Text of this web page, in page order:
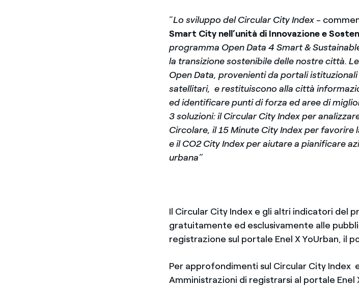
“Lo sviluppo del Circular City Index -
Smart City nell’unità di Innovazione e
programma Open Data 4 Smart &
la transizione sostenibile delle nostre città.
Open Data, provenienti da portali
satellitari, e restituiscono alla città
ed identificare punti di forza ed aree di
3 soluzioni: il Circular City Index per
Circolare, il 15 Minute City Index per
e il CO2 City Index per aiutare a pianificare
urbana”
Il Circular City Index e gli altri indicatori del
gratuitamente ed esclusivamente alle
registrazione sul portale Enel X YoUrban, il
Per approfondimenti sul Circular City Index
Amministrazioni di registrarsi al portale Enel